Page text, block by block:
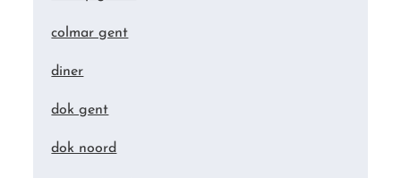
colmar gent
diner
dok gent
dok noord